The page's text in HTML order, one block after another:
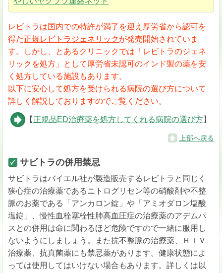
レビトラは国内での特許が満了を迎え厚労省から認可を
得た正規レビトラジェネリックが発売開始されていま
す。しかし、とあるクリニックでは「レビトラのジェネ
リックを処方」として厚労省未認可のインド製の薬を安
く処方している施設もあります。
以下に安心して処方を受けられる病院の選び方について
詳しく解説しておりますのでご覧ください。
【 正規品ED治療薬を処方してくれる病院の選び方】
上部へ戻る
サビトラの併用禁忌
サビトラはバイエル社が製造販売するレビトラと同じく
狭心症の治療薬であるニトログリセン等の硝酸剤や不整
脈のお薬である「アンカロン錠」や「アミオダロン塩酸
塩錠」、慢性血栓塞栓性肺高血圧症の治療薬のアデムパ
スとの併用は命に関わるほど危険ですので一緒に服用し
ないようにしましょう。また抗不整脈の治療薬、ＨＩＶ
治療薬、抗真菌薬にも禁忌薬があります。健康状態によ
っては使用してはいけない場合もあります。詳しくは以